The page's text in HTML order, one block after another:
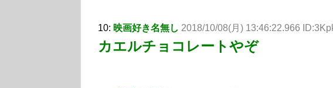
10: 映画好き名無し 2018/10/08(月) 13:46:22.966
カエルチョコレートやぞ